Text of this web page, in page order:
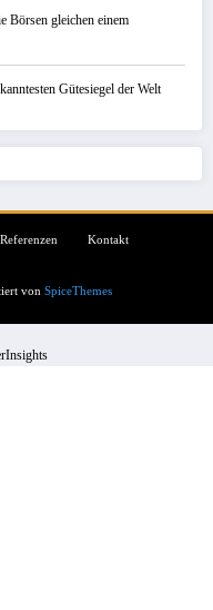
Börsen gleichen einem
Gütesiegel der Welt
Referenzen
Kontakt
von SpiceThemes